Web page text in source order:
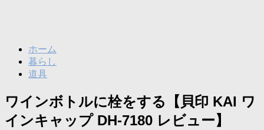
ホーム
暮らし
道具
ワインボトルに栓をする【貝印 KAI ワ
インキャップ DH-7180 レビュー】